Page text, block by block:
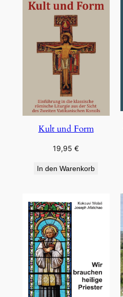
Kult und Form
19,95€
In den Warenkorb